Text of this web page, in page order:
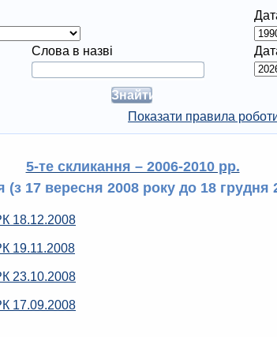
антикоррупционная экспертиза
законодательного процесса в РК
законотворчества
Слова в назві
Показати правила
5-те скликання – 2006-2010 рр.
(з 17 вересня 2008 року до 18 грудня
18.12.2008
19.11.2008
23.10.2008
17.09.2008